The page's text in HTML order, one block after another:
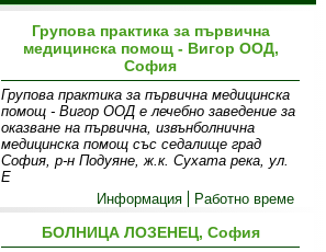
Групова практика за първична
медицинска помощ - Вигор ООД,
София
Групова практика за първична медицинска
помощ - Вигор ООД е лечебно заведение за
оказване на първична, извънболнична
медицинска помощ със седалище град
София, р-н Подуяне, ж.к. Сухата река, ул.
Е
Информация
Работно време
БОЛНИЦА ЛОЗЕНЕЦ, София